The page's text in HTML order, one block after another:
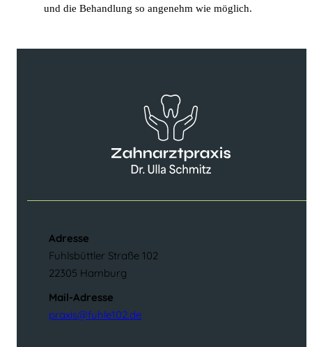
und die Behandlung so angenehm wie möglich.
Adresse
Fuhlsbüttler Straße 102
22305 Hamburg
Mail-Adresse
praxis@fuhle102.de